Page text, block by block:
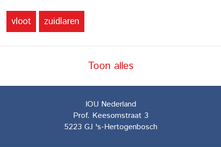
vloot zuidlaren
Toon alles
IOU Nederland
Prof. Keesomstraat 3
5223 GJ 's-Hertogenbosch